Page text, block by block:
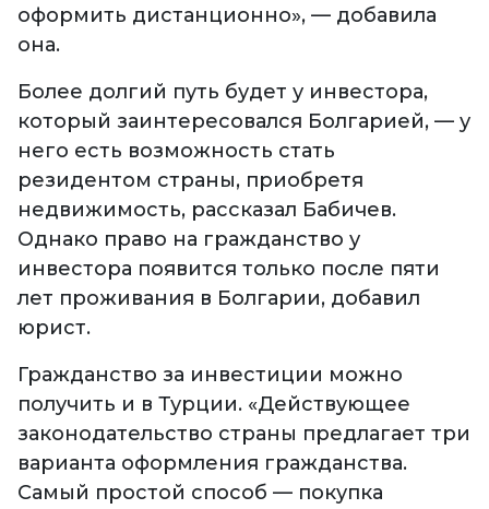
оформить дистанционно», — добавила
она.
Более долгий путь будет у инвестора,
который заинтересовался Болгарией, — у
него есть возможность стать
резидентом страны, приобретя
недвижимость, рассказал Бабичев.
Однако право на гражданство у
инвестора появится только после пяти
лет проживания в Болгарии, добавил
юрист.
Гражданство за инвестиции можно
получить и в Турции. «Действующее
законодательство страны предлагает три
варианта оформления гражданства.
Самый простой способ — покупка